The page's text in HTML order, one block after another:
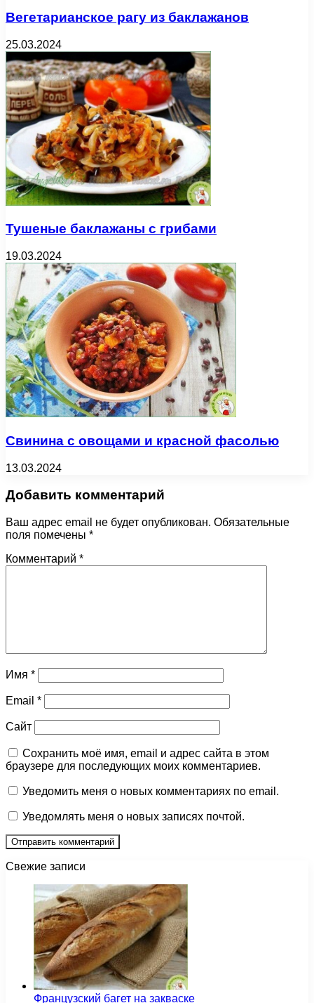
Вегетарианское рагу из баклажанов
25.03.2024
Тушеные баклажаны с грибами
19.03.2024
Свинина с овощами и красной фасолью
13.03.2024
Добавить комментарий
Ваш адрес email не будет опубликован. Обязательные
поля помечены *
Комментарий *
Имя *
Email *
Сайт
Сохранить моё имя, email и адрес сайта в этом
браузере для последующих моих комментариев.
Уведомить меня о новых комментариях по email.
Уведомлять меня о новых записях почтой.
Свежие записи
Французский багет на закваске